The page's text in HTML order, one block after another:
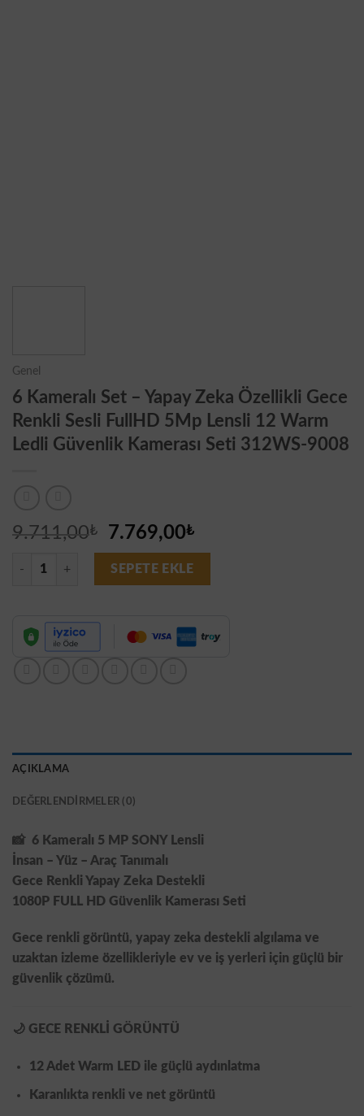
Genel
6 Kameralı Set – Yapay Zeka Özellikli Gece
Renkli Sesli FullHD 5Mp Lensli 12 Warm
Ledli Güvenlik Kamerası Seti 312WS-9008
9.711,00₺
Orijinal
fiyat:
9.711,00₺.
7.769,00₺Şu
andaki
7.769,00₺.
6 Kameralı Set - Yapay Zeka Özellikli Gece Renkli Sesli FullHD 5Mp
SEPETE EKLE
AÇIKLAMA
DEĞERLENDIRMELER (0)
📸 6 Kameralı 5 MP SONY Lensli
İnsan – Yüz – Araç Tanımalı
Gece Renkli Yapay Zeka Destekli
1080P FULL HD Güvenlik Kamerası Seti
Gece renkli görüntü, yapay zeka destekli algılama ve
uzaktan izleme özellikleriyle ev ve iş yerleri için güçlü bir
güvenlik çözümü.
🌙 GECE RENKLİ GÖRÜNTÜ
12 Adet Warm LEDile güçlü aydınlatma
Karanlıkta renkli ve net görüntü